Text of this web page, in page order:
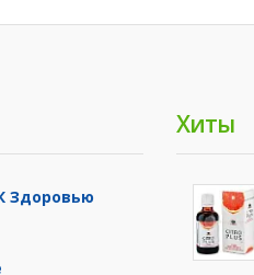
Здоровью
Хиты